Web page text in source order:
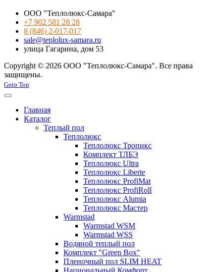
ООО "Теплолюкс-Самара"
+7 902 581 28 28
8 (846) 2-017-017
sale@teplolux-samara.ru
улица Гагарина, дом 53
Copyright © 2026 ООО "Теплолюкс-Самара". Все права
защищены.
Joomla! 3 Templates
Goto Top
Главная
Каталог
Теплый пол
Теплолюкс
Теплолюкс Тропикс
Комплект ТЛБЭ
Теплолюкс Ultra
Теплолюкс Liberte
Теплолюкс ProfiMat
Теплолюкс ProfiRoll
Теплолюкс Alumia
Теплолюкс Мастер
Warmstad
Warmstad WSM
Warmstad WSS
Водяной теплый пол
Комплект "Green Box"
Пленочный пол SLIM HEAT